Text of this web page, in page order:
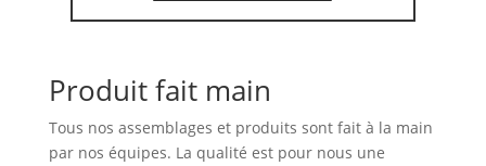
Produit fait main
Tous nos assemblages et produits sont fait à la main
par nos équipes. La qualité est pour nous une